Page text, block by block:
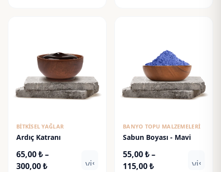
BITKISEL YAĞLAR
Ardıç Katranı
65,00₺–
300,00₺Fiyat
visibility
BANYO TOPU MALZEMELERI
Sabun Boyası - Mavi
55,00₺–
115,00₺Fiyat